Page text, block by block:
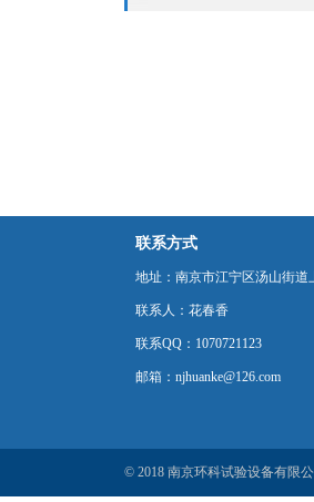
联系方式
地址：南京市江宁区汤山街道
联系人：花春香
联系QQ：1070721123
邮箱：njhuanke@126.com
© 2018 南京环科试验设备有限